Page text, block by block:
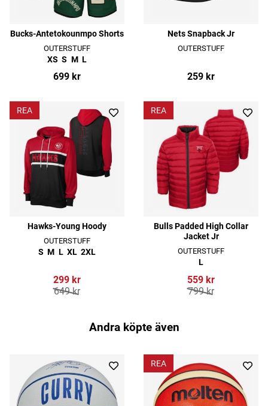
Bucks-Antetokounmpo Shorts
OUTERSTUFF
XS S M L
699 kr
Nets Snapback Jr
OUTERSTUFF
259 kr
REA
Hawks-Young Hoody
OUTERSTUFF
S M L XL 2XL
299 kr
649 kr
REA
Bulls Padded High Collar
Jacket Jr
OUTERSTUFF
L
559 kr
799 kr
Andra köpte även
REA